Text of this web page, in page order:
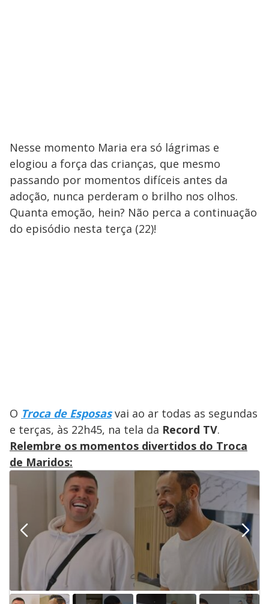
Nesse momento Maria era só lágrimas e
elogiou a força das crianças, que mesmo
passando por momentos difíceis antes da
adoção, nunca perderam o brilho nos olhos.
Quanta emoção, hein? Não perca a continuação
do episódio nesta terça (22)!
O Troca de Esposasvai ao ar todas as segundas
e terças, às 22h45, na tela da Record TV.
Relembre os momentos divertidos do Troca
de Maridos: